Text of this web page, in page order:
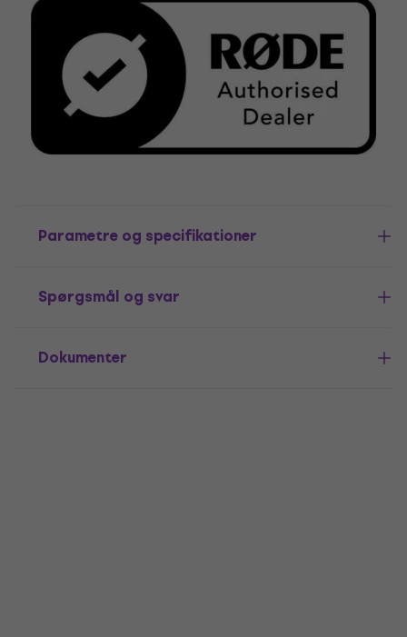
Parametre og specifikationer
Spørgsmål og svar
Dokumenter